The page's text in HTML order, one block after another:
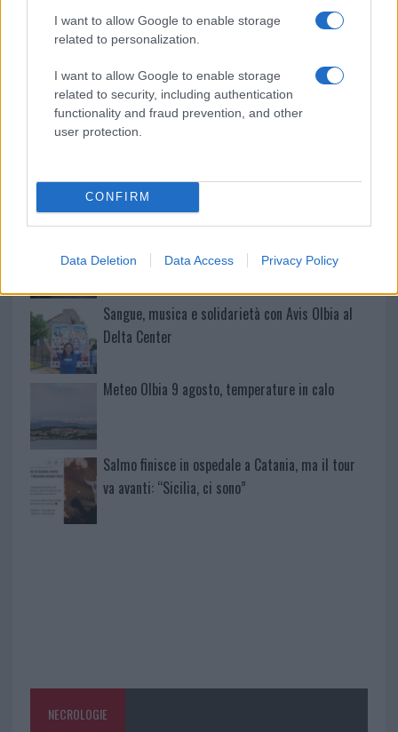
I want to allow Google to enable storage
related to personalization.
I want to allow Google to enable storage
related to security, including authentication
functionality and fraud prevention, and other
user protection.
CONFIRM
Data Deletion Data Access Privacy Policy
Controlli rafforzati in Costa Smeralda, 20
arresti e 135 denunce
Tre milioni di euro dalla Provincia Gallura per
nuove aule nelle scuole di Olbia
Arzachena
un ferito
Sangue, musica e solidarietà con Avis Olbia al
Delta Center
Meteo Olbia 9 agosto, temperature in calo
Salmo finisce in ospedale a Catania, ma il tour
va avanti: “Sicilia, ci sono”
NECROLOGIE